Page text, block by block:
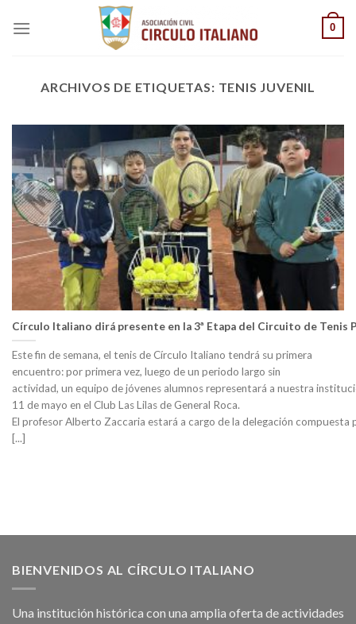
0
ARCHIVOS DE ETIQUETAS: TENIS JUVENIL
Círculo Italiano dirá presente en la 3ª Etapa del Circuito de Tenis
Este fin de semana, el tenis de Círculo Italiano tendrá su primera
encuentro: por primera vez, luego de un periodo largo sin
actividad, un equipo de jóvenes alumnos representará a nuestra
11 de mayo en el Club Las Lilas de General Roca.
El profesor Alberto Zaccaria estará a cargo de la delegación
[...]
BIENVENIDOS AL CÍRCULO ITALIANO
Una institución histórica con una amplia oferta de actividades